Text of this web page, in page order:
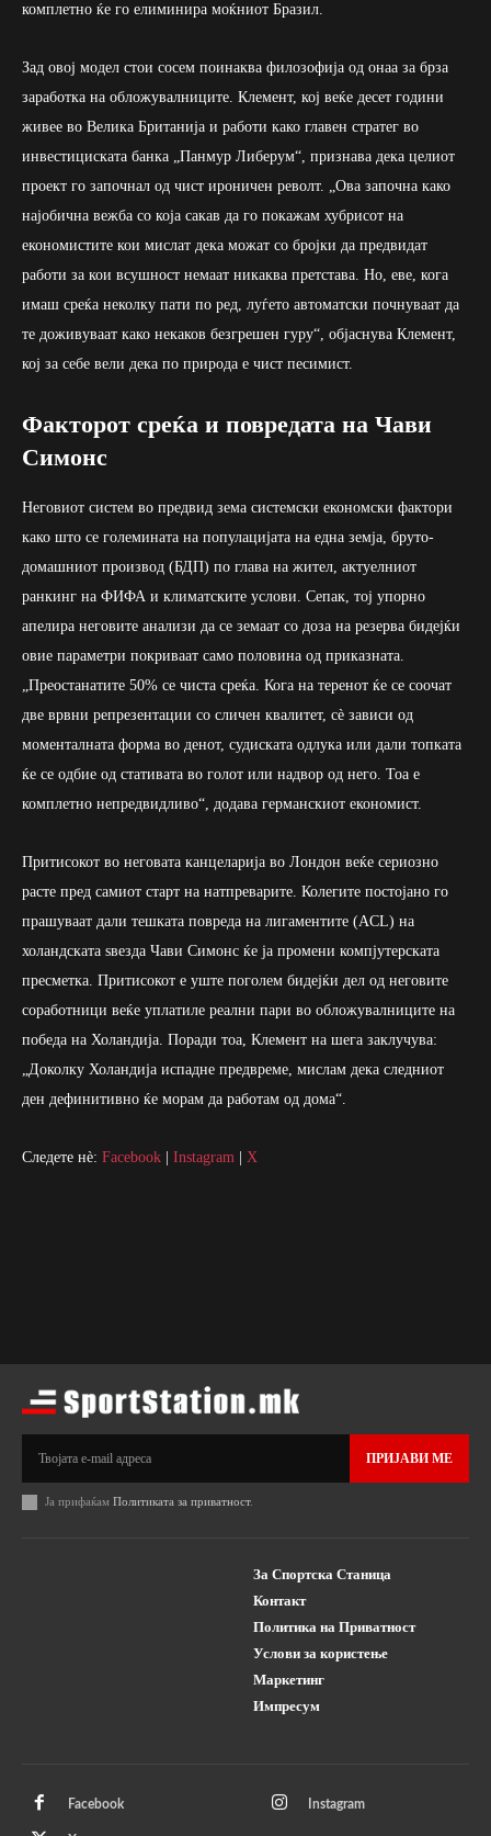
комплетно ќе го елиминира моќниот Бразил.
Зад овој модел стои сосем поинаква филозофија од онаа за брза
заработка на обложувалниците. Клемент, кој веќе десет години
живее во Велика Британија и работи како главен стратег во
инвестициската банка „Панмур Либерум“, признава дека целиот
проект го започнал од чист ироничен револт. „Ова започна како
најобична вежба со која сакав да го покажам хубрисот на
економистите кои мислат дека можат со бројки да предвидат
работи за кои всушност немаат никаква претстава. Но, еве, кога
имаш среќа неколку пати по ред, луѓето автоматски почнуваат да
те доживуваат како некаков безгрешен гуру“, објаснува Клемент,
кој за себе вели дека по природа е чист песимист.
Факторот среќа и повредата на Чави
Симонс
Неговиот систем во предвид зема системски економски фактори
како што се големината на популацијата на една земја, бруто-
домашниот производ (БДП) по глава на жител, актуелниот
ранкинг на ФИФА и климатските услови. Сепак, тој упорно
апелира неговите анализи да се земаат со доза на резерва бидејќи
овие параметри покриваат само половина од приказната.
„Преостанатите 50% се чиста среќа. Кога на теренот ќе се соочат
две врвни репрезентации со сличен квалитет, сè зависи од
моменталната форма во денот, судиската одлука или дали топката
ќе се одбие од стативата во голот или надвор од него. Тоа е
комплетно непредвидливо“, додава германскиот економист.
Притисокот во неговата канцеларија во Лондон веќе сериозно
расте пред самиот старт на натпреварите. Колегите постојано го
прашуваат дали тешката повреда на лигаментите (ACL) на
холандската ѕвезда Чави Симонс ќе ја промени компјутерската
пресметка. Притисокот е уште поголем бидејќи дел од неговите
соработници веќе уплатиле реални пари во обложувалниците на
победа на Холандија. Поради тоа, Клемент на шега заклучува:
„Доколку Холандија испадне предвреме, мислам дека следниот
ден дефинитивно ќе морам да работам од дома“.
Следете нè: Facebook Instagram X
ПРИЈАВИ МЕ
Ја прифаќам Политиката за приватност.
За Спортска Станица
Контакт
Политика на Приватност
Услови за користење
Маркетинг
Импресум
Facebook Instagram